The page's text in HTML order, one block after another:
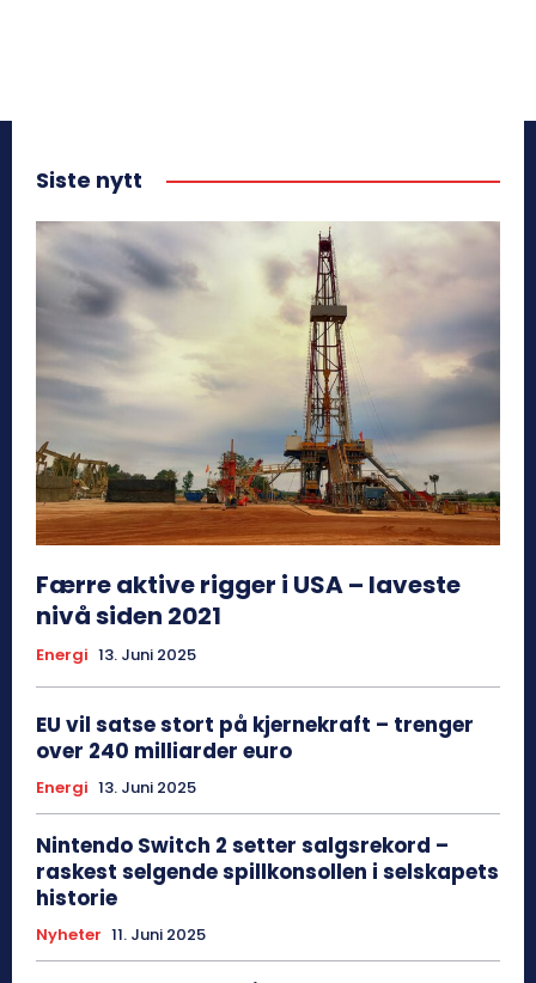
Siste nytt
Færre aktive rigger i USA – laveste
nivå siden 2021
Energi 13. Juni 2025
EU vil satse stort på kjernekraft – trenger
over 240 milliarder euro
Energi 13. Juni 2025
Nintendo Switch 2 setter salgsrekord –
raskest selgende spillkonsollen i selskapets
historie
Nyheter 11. Juni 2025